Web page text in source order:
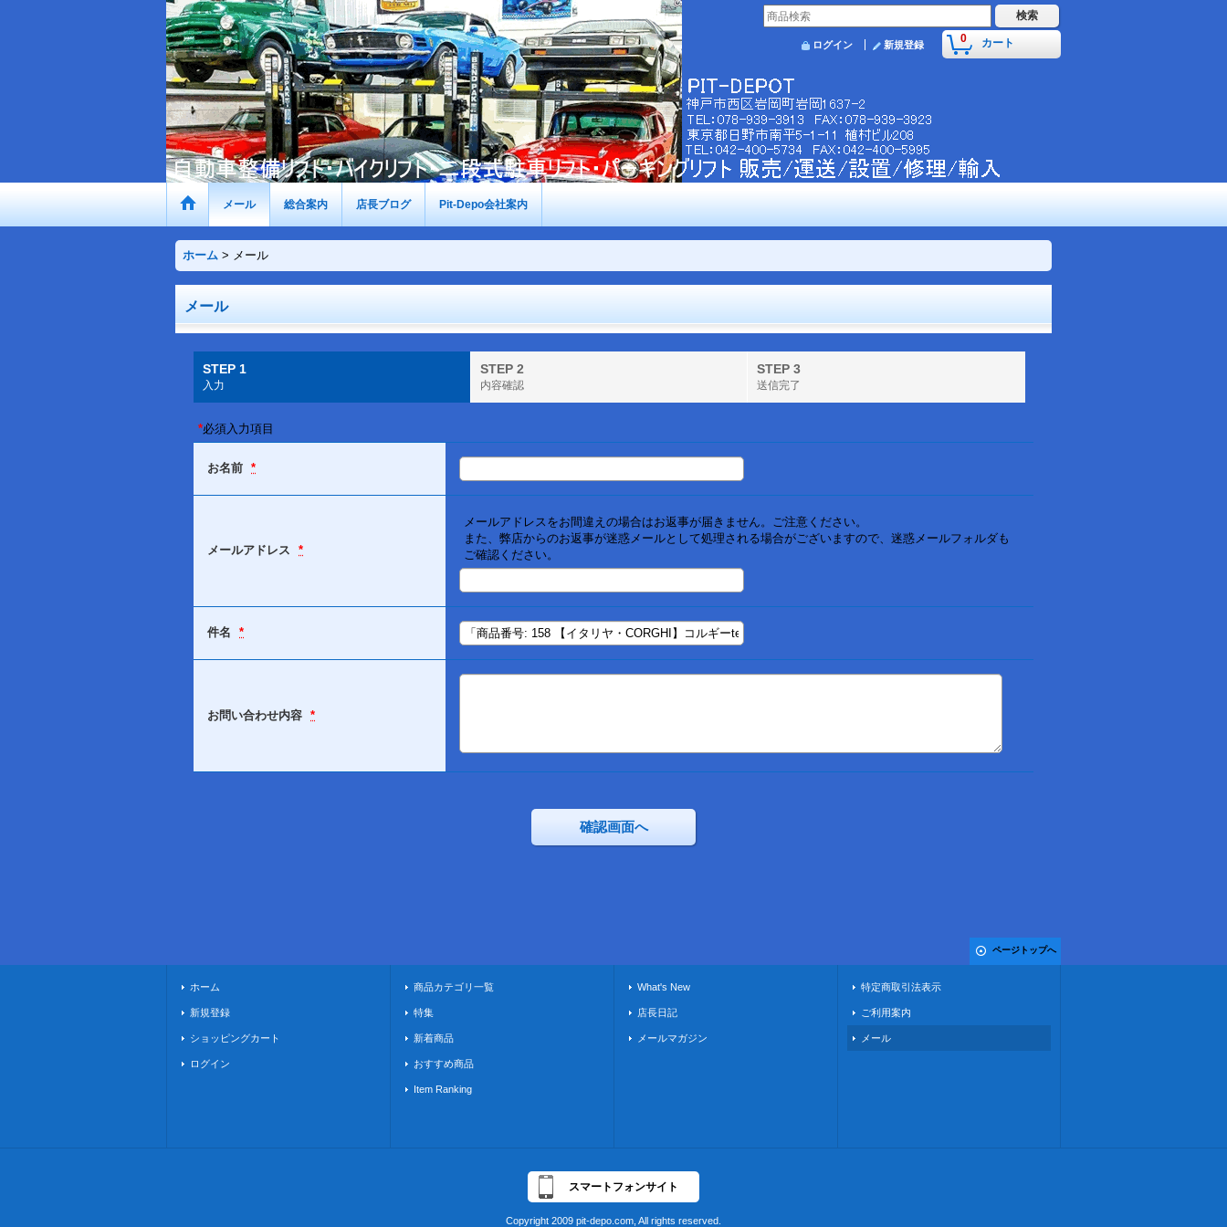
0 カート
ログイン 新規登録
メール 総合案内 店長ブログ Pit-Depo会社案内
ホーム > メール
メール
STEP 1
入力
STEP 2
内容確認
STEP 3
送信完了
*必須入力項目
お名前 *
メールアドレス *
メールアドレスをお間違えの場合はお返事が届きません。ご注意ください。
また、弊店からのお返事が迷惑メールとして処理される場合がございますので、迷惑メールフォルダも
ご確認ください。
件名 *
お問い合わせ内容 *
ページトップへ
ホーム
新規登録
ショッピングカート
ログイン
商品カテゴリ一覧
特集
新着商品
おすすめ商品
Item Ranking
What's New
店長日記
メールマガジン
特定商取引法表示
ご利用案内
メール
スマートフォンサイト
Copyright 2009 pit-depo.com, All rights reserved.